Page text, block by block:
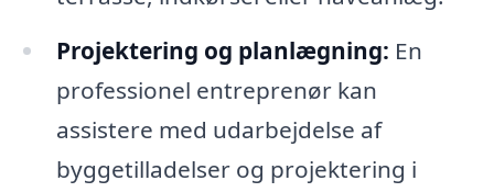
Projektering og planlægning: En
professionel entreprenør kan
assistere med udarbejdelse af
byggetilladelser og projektering i